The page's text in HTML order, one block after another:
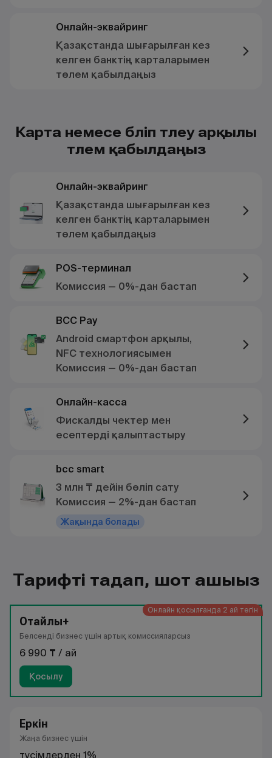
Онлайн-эквайринг
Қазақстанда шығарылған кез
келген банктің карталарымен
төлем қабылдаңыз
Карта немесе бөліп төлеу арқылы
төлем қабылдаңыз
Онлайн-эквайринг
Қазақстанда шығарылған кез
келген банктің карталарымен
төлем қабылдаңыз
POS-терминал
Комиссия — 0%-дан бастап
BCC Pay
Android смартфон арқылы,
NFC технологиясымен
Комиссия — 0%-дан бастап
Онлайн-касса
Фискалды чектер мен
есептерді қалыптастыру
bcc smart
3 млн ₸ дейін бөліп сату
Комиссия — 2%-дан бастап
Жақында болады
Тарифті таңдап, шот ашыңыз
Оңтайлы+
Белсенді бизнес үшін артық комиссияларсыз
Онлайн қосылғанда 2 ай тегін
6 990 ₸ / ай
Қосылу
Еркін
Жаңа бизнес үшін
түсімдерден 1%